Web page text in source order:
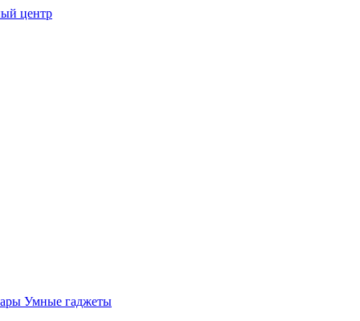
центр
Умные гаджеты